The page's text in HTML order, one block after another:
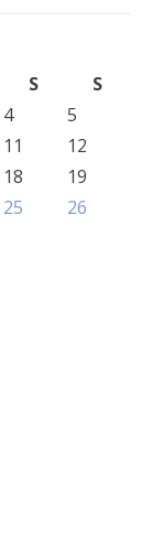
S
S
4
5
11
12
18
19
25
26